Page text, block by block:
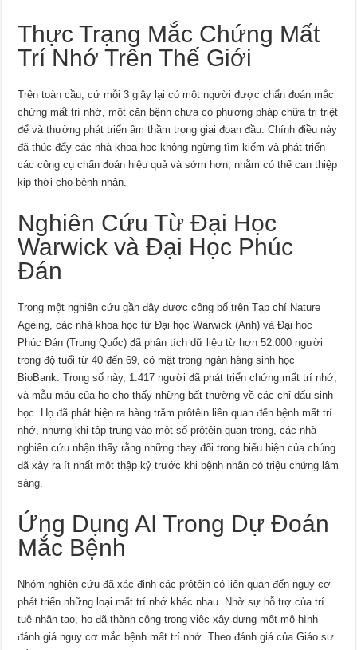
Thực Trạng Mắc Chứng Mất
Trí Nhớ Trên Thế Giới
Trên toàn cầu, cứ mỗi 3 giây lại có một người được chẩn đoán mắc
chứng mất trí nhớ, một căn bệnh chưa có phương pháp chữa trị triệt
để và thường phát triển âm thầm trong giai đoạn đầu. Chính điều này
đã thúc đẩy các nhà khoa học không ngừng tìm kiếm và phát triển
các công cụ chẩn đoán hiệu quả và sớm hơn, nhằm có thể can thiệp
kịp thời cho bệnh nhân.
Nghiên Cứu Từ Đại Học
Warwick và Đại Học Phúc
Đán
Trong một nghiên cứu gần đây được công bố trên Tạp chí Nature
Ageing, các nhà khoa học từ Đại học Warwick (Anh) và Đại học
Phúc Đán (Trung Quốc) đã phân tích dữ liệu từ hơn 52.000 người
trong độ tuổi từ 40 đến 69, có mặt trong ngân hàng sinh học
BioBank. Trong số này, 1.417 người đã phát triển chứng mất trí nhớ,
và mẫu máu của họ cho thấy những bất thường về các chỉ dấu sinh
học. Họ đã phát hiện ra hàng trăm prôtêin liên quan đến bệnh mất trí
nhớ, nhưng khi tập trung vào một số prôtêin quan trọng, các nhà
nghiên cứu nhận thấy rằng những thay đổi trong biểu hiện của chúng
đã xảy ra ít nhất một thập kỷ trước khi bệnh nhân có triệu chứng lâm
sàng.
Ứng Dụng AI Trong Dự Đoán
Mắc Bệnh
Nhóm nghiên cứu đã xác định các prôtêin có liên quan đến nguy cơ
phát triển những loại mất trí nhớ khác nhau. Nhờ sự hỗ trợ của trí
tuệ nhân tạo, họ đã thành công trong việc xây dựng một mô hình
đánh giá nguy cơ mắc bệnh mất trí nhớ. Theo đánh giá của Giáo sư